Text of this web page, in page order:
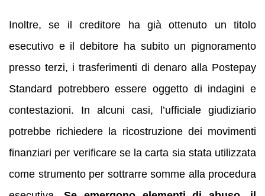
Inoltre, se il creditore ha già ottenuto un titolo
esecutivo e il debitore ha subito un pignoramento
presso terzi, i trasferimenti di denaro alla Postepay
Standard potrebbero essere oggetto di indagini e
contestazioni. In alcuni casi, l’ufficiale giudiziario
potrebbe richiedere la ricostruzione dei movimenti
finanziari per verificare se la carta sia stata utilizzata
come strumento per sottrarre somme alla procedura